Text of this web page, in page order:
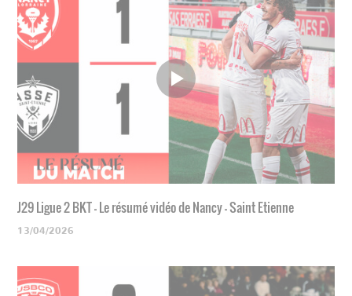
J29 Ligue 2 BKT - Le résumé vidéo de Nancy - Saint Etienne
13/04/2026